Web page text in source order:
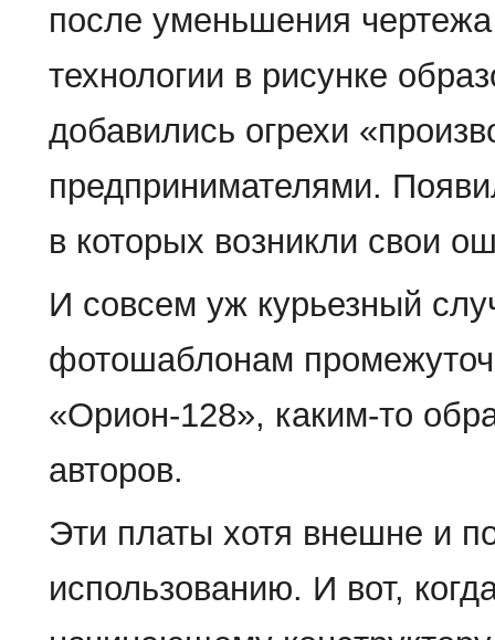
после уменьшения
технологии в рисунке
добавились огрехи
предпринимателями.
в которых возникли свои
И совсем уж курьезный
фотошаблонам
«Орион-128», каким-то
авторов.
Эти платы хотя внешне и
использованию. И вот,